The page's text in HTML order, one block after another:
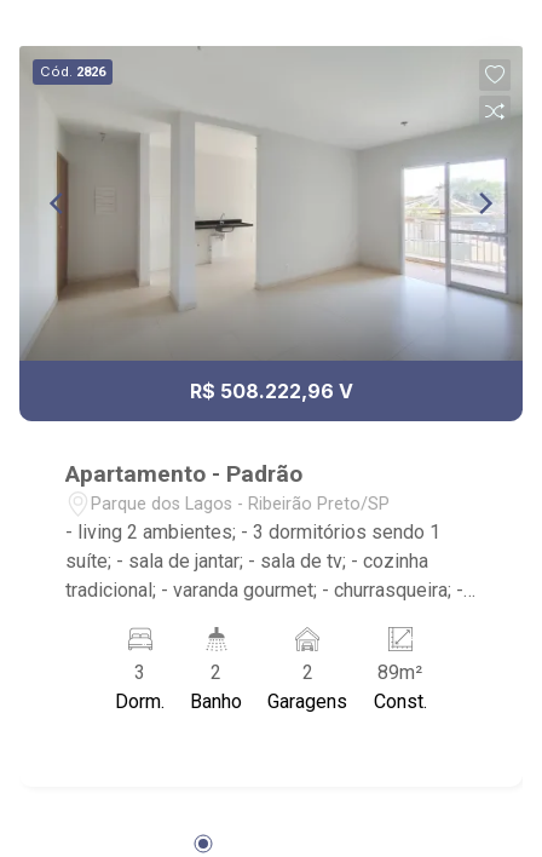
Cód. 2826
R$ 508.222,96 V
Apartamento - Padrão
Parque dos Lagos - Ribeirão Preto/SP
- living 2 ambientes; - 3 dormitórios sendo 1
suíte; - sala de jantar; - sala de tv; - cozinha
tradicional; - varanda gourmet; - churrasqueira; -
área de serviço; - Condomínio com portaria
remota, piscina adulta e infantil, playground, área
de churrasco, salão de festas e academia; -
3
Dorm.
2
Banho
2
Garagens
89m²
Const.